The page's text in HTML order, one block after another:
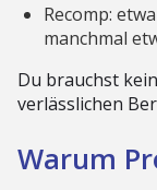
Recomp:
manchmal
Du brauchst
verlässlichen
Warum